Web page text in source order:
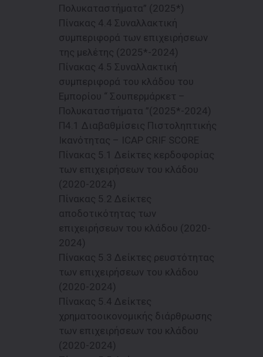
Πολυκαταστήματα” (2025*)
Πίνακας 4.4 Συναλλακτική
συμπεριφορά των επιχειρήσεων
της μελέτης (2025*-2024)
Πίνακας 4.5 Συναλλακτική
συμπεριφορά του κλάδου του
Εμπορίου “ Σουπερμάρκετ –
Πολυκαταστήματα ”(2025*-2024)
Π4.1 Διαβαθμίσεις Πιστοληπτικής
Ικανότητας – ICAP CRIF SCORE
Πίνακας 5.1 Δείκτες κερδοφορίας
των επιχειρήσεων του κλάδου
(2020-2024)
Πίνακας 5.2 Δείκτες
αποδοτικότητας των
επιχειρήσεων του κλάδου (2020-
2024)
Πίνακας 5.3 Δείκτες ρευστότητας
των επιχειρήσεων του κλάδου
(2020-2024)
Πίνακας 5.4 Δείκτες
χρηματοοικονομικής διάρθρωσης
των επιχειρήσεων του κλάδου
(2020-2024)